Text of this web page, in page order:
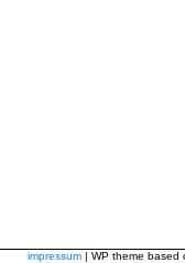
impressum | WP theme based